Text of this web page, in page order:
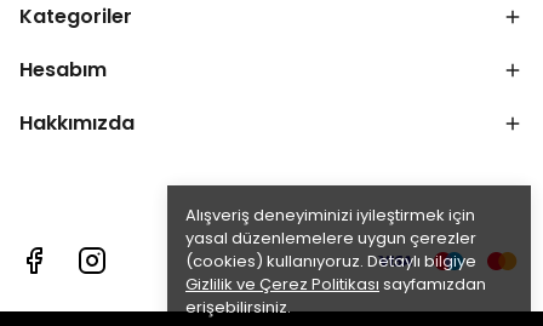
Alışveriş deneyiminizi iyileştirmek için
yasal düzenlemelere uygun çerezler
(cookies) kullanıyoruz. Detaylı bilgiye
Gizlilik ve Çerez Politikası sayfamızdan
erişebilirsiniz.
Kategoriler
Hesabım
Hakkımızda